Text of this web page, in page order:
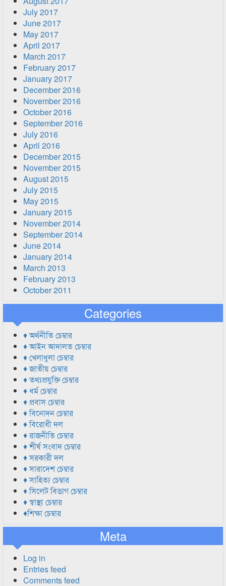
July 2017
June 2017
May 2017
April 2017
March 2017
February 2017
January 2017
December 2016
November 2016
October 2016
September 2016
July 2016
April 2016
December 2015
November 2015
August 2015
July 2015
May 2015
January 2015
November 2014
September 2014
June 2014
January 2014
March 2013
February 2013
October 2011
Categories
♦ অর্থনীতি চেম্বার
♦ আইন আদালত চেম্বার
♦ খেলাধুলা চেম্বার
♦ জাতীয় চেম্বার
♦ তথ্যপ্রযুক্তি চেম্বার
♦ ধর্ম চেম্বার
♦ প্রবাস চেম্বার
♦ বিনোদন চেম্বার
♦ বিরোধী দল
♦ রাজনীতি চেম্বার
♦ শীর্ষ সংবাদ চেম্বার
♦ সরকারী দল
♦ সারাদেশ চেম্বার
♦ সাহিত্য চেম্বার
♦ সিলেট বিভাগ চেম্বার
♦ স্বাস্থ্য চেম্বার
♦শিক্ষা চেম্বার
Meta
Log in
Entries feed
Comments feed